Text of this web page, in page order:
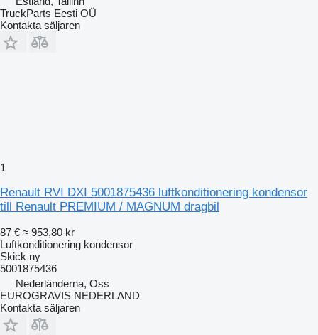
TruckParts Eesti OÜ
Kontakta säljaren
1
Renault RVI DXI 5001875436 luftkonditionering kondensor
till Renault PREMIUM / MAGNUM dragbil
87 € ≈ 953,80 kr
Luftkonditionering kondensor
Skick ny
5001875436
Nederländerna, Oss
EUROGRAVIS NEDERLAND
Kontakta säljaren